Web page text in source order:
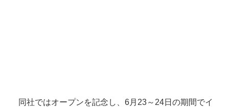
同社ではオープンを記念し、6月23～24日の期間でイ